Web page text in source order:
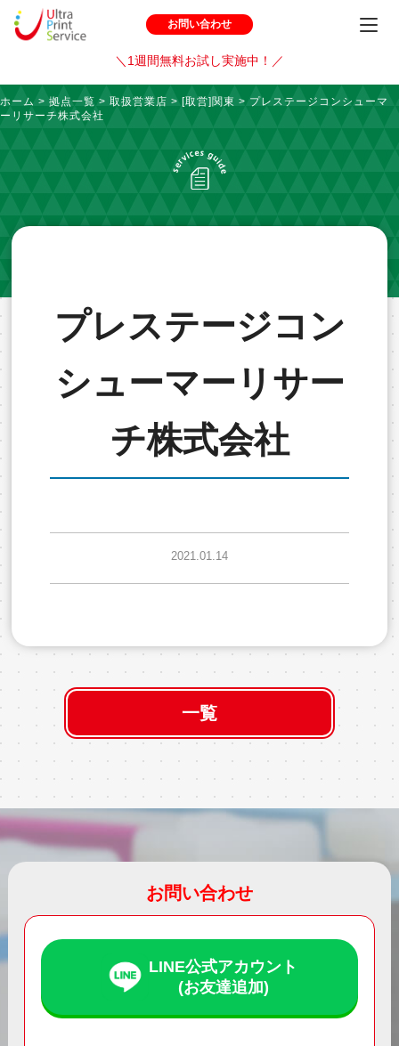
お問い合わせ
＼1週間無料お試し実施中！／
ホーム > 拠点一覧 > 取扱営業店 > [取営]関東 > プレステージコンシューマ
ーリサーチ株式会社
プレステージコン
シューマーリサー
チ株式会社
2021.01.14
一覧
お問い合わせ
LINE公式アカウント
(お友達追加)